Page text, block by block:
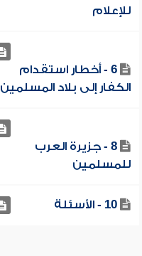
للإعلام
6 - أخطار استقدام
الكفار إلى بلاد المسلمين
8 - جزيرة العرب
للمسلمين
10 - الأسئلة